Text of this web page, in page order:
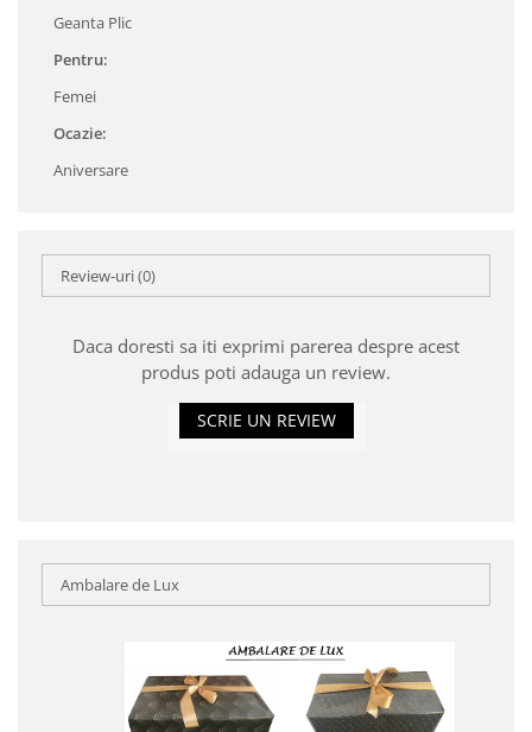
Geanta Plic
Pentru:
Femei
Ocazie:
Aniversare
Review-uri(0)
Daca doresti sa iti exprimi parerea despre acest
produs poti adauga un review.
SCRIE UN REVIEW
Ambalare de Lux